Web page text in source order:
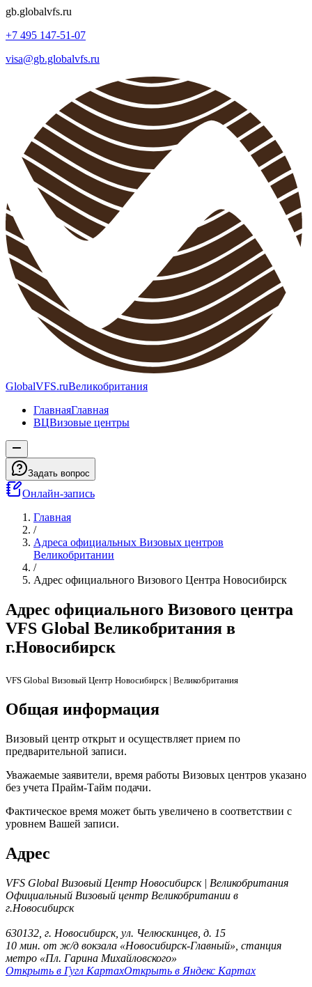
gb.globalvfs.ru
+7 495 147-51-07
visa@gb.globalvfs.ru
GlobalVFS.ruВеликобритания
ГлавнаяГлавная
ВЦВизовые центры
Задать вопрос
Онлайн-запись
Главная
/
Адреса официальных Визовых центров
Великобритании
/
Адрес официального Визового Центра Новосибирск
Адрес официального Визового центра
VFS Global Великобритания в
г.Новосибирск
VFS Global Визовый Центр Новосибирск| Великобритания
Общая информация
Визовый центр открыт и осуществляет прием по
предварительной записи.
Уважаемые заявители, время работы Визовых центров указано
без учета Прайм-Тайм подачи.
Фактическое время может быть увеличено в соответствии с
уровнем Вашей записи.
Адрес
VFS Global Визовый Центр Новосибирск| Великобритания
Официальный Визовый центр Великобритании в
г.Новосибирск
630132, г. Новосибирск, ул. Челюскинцев, д. 15
10 мин. от ж/д вокзала «Новосибирск-Главный», станция
метро «Пл. Гарина Михайловского»
Открыть в Гугл КартахОткрыть в Яндекс Картах